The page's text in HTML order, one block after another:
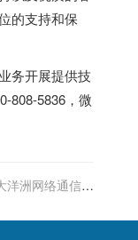
的支持和保
务开展提供技
808-5836，微
洋洲网络通信的
的作用